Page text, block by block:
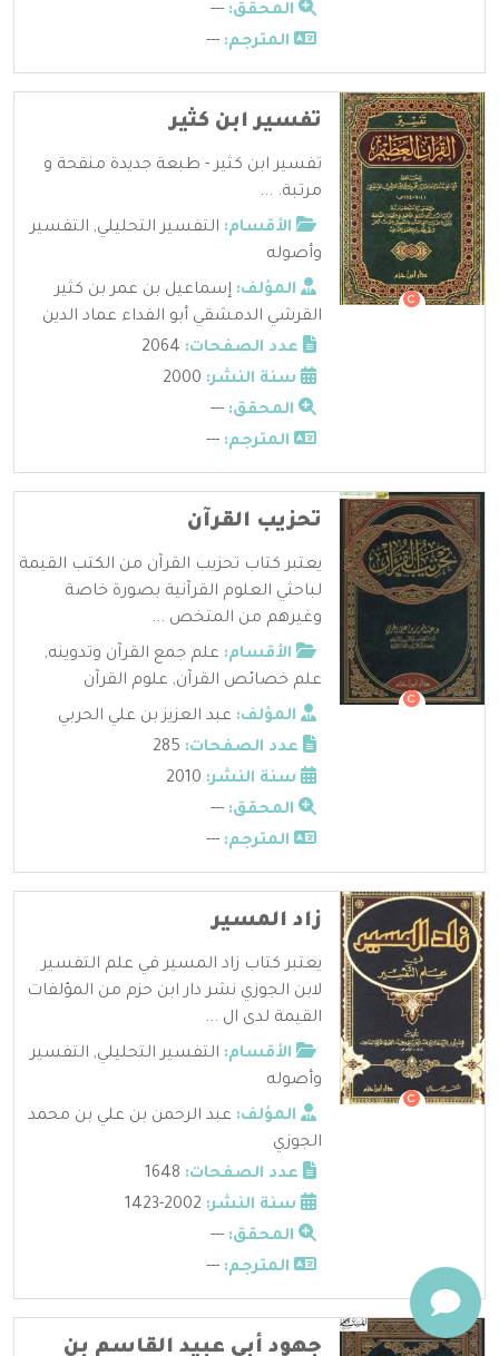
المحقق: ---
المترجم: ---
تفسير ابن كثير
تفسير ابن كثير - طبعة جديدة منقحة و
مرتبة. ...
الأقسام: التفسير التحليلي, التفسير
وأصوله
المؤلف: إسماعيل بن عمر بن كثير
القرشي الدمشقي أبو الفداء عماد الدين
عدد الصفحات:
سنة النشر:
المحقق: ---
المترجم: ---
تحزيب القرآن
يعتبر كتاب تحزيب القرآن من الكتب القيمة
لباحثي العلوم القرآنية بصورة خاصة
وغيرهم من المتخص ...
الأقسام: علم جمع القرآن وتدوينه,
علم خصائص القرآن, علوم القرآن
المؤلف: عبد العزيز بن علي الحربي
عدد الصفحات:
سنة النشر:
المحقق: ---
المترجم: ---
زاد المسير
يعتبر كتاب زاد المسير في علم التفسير
لابن الجوزي نشر دار ابن حزم من المؤلفات
القيمة لدى ال ...
الأقسام: التفسير التحليلي, التفسير
وأصوله
المؤلف: عبد الرحمن بن علي بن محمد
الجوزي
عدد الصفحات:
سنة النشر:
المحقق: ---
المترجم: ---
جهود أبي عبيد القاسم بن